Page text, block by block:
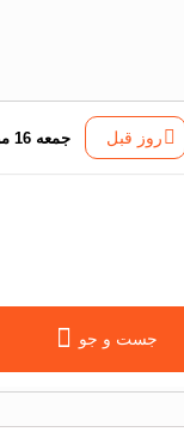
روز قبل جمعه 16 مرداد
جست و جو